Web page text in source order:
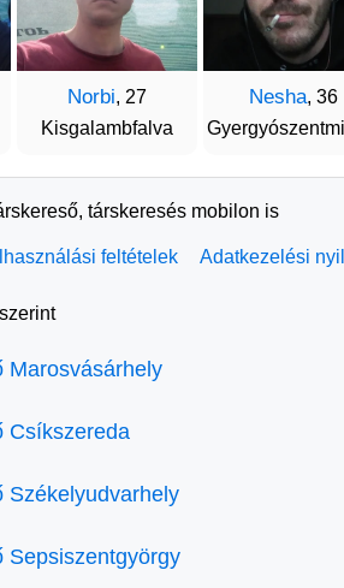
Norbi, 27
Kisgalambfalva
Nesha, 36
társkeresés mobilon is
feltételek Adatkezelési
Marosvásárhely
Csíkszereda
Székelyudvarhely
Sepsiszentgyörgy